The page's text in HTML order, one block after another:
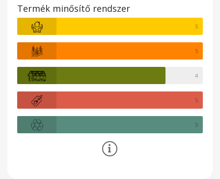
Termék minősítő rendszer
5
5
4
5
5